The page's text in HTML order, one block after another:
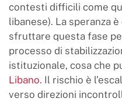
contesti difficili come
libanese). La speranza
sfruttare questa fase
processo di
istituzionale, cosa che
Libano. Il rischio è
verso direzioni